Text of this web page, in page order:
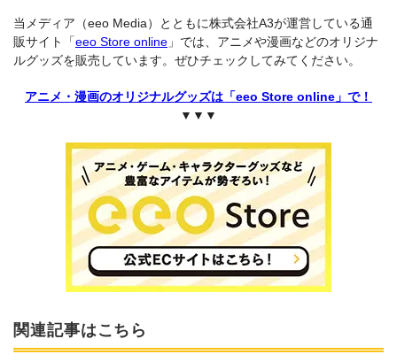
当メディア（eeo Media）とともに株式会社A3が運営している通
販サイト「eeo Store online 」では、アニメや漫画などのオリジナ
ルグッズを販売しています。ぜひチェックしてみてください。
アニメ・漫画のオリジナルグッズは「eeo Store online」で！
▼▼▼
関連記事はこちら